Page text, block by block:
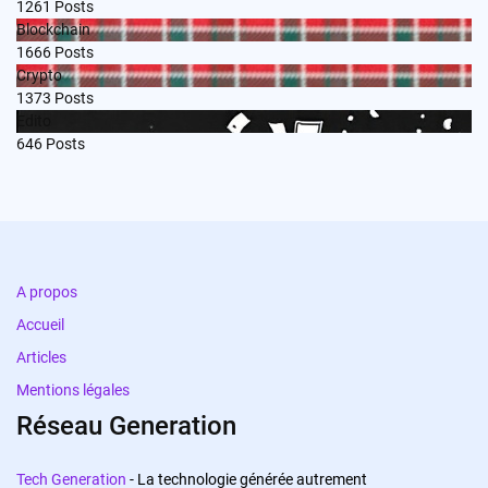
1261 Posts
Blockchain
1666 Posts
Crypto
1373 Posts
646 Posts
A propos
Accueil
Articles
Mentions légales
Réseau Generation
Tech Generation - La technologie générée autrement